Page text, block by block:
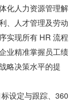
化人力资源管理解
、人才管理及劳动
实现所有 HR 流程
业精准掌握员工绩
略决策水平的提
设定与跟踪、360